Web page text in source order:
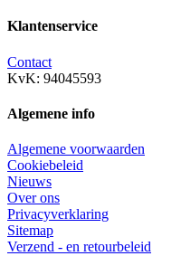
Klantenservice
Contact
KvK: 94045593
Algemene info
Algemene voorwaarden
Cookiebeleid
Nieuws
Over ons
Privacyverklaring
Sitemap
Verzend - en retourbeleid